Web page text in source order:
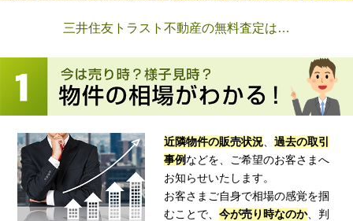
三井住友トラスト不動産の無料査定は…
近隣物件の販売状況、 過去の取引
事例などを、ご希望のお客さまへ
お知らせいたします。
お客さまご自身で相場の感覚を掴
むことで、 今が売り時なのか、判